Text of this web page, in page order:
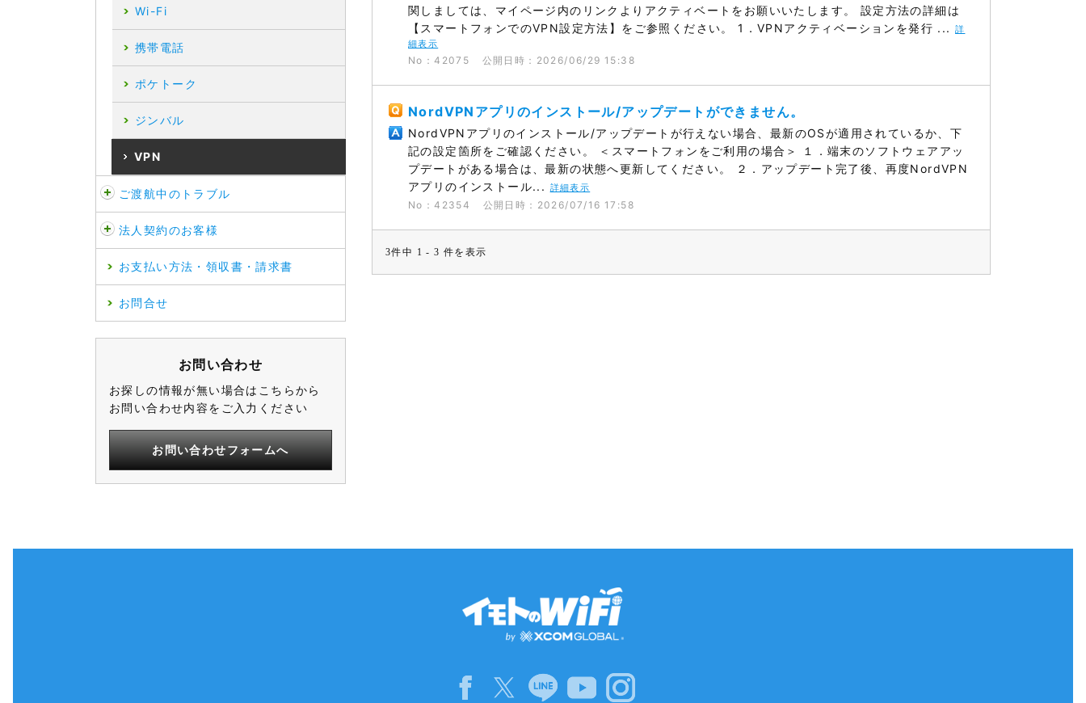
Wi-Fi
携帯電話
ポケトーク
ジンバル
VPN
ご渡航中のトラブル
法人契約のお客様
お支払い方法・領収書・請求書
お問合せ
お問い合わせ
お探しの情報が無い場合はこちらから
お問い合わせ内容をご入力ください
お問い合わせフォームへ
関しましては、マイページ内のリンクよりアクティベートをお願いいたします。 設定方法の詳細は
【スマートフォンでのVPN設定方法】をご参照ください。 1．VPNアクティベーションを発行 ... 詳
細表示
No：42075 公開日時：2026/06/29 15:38
NordVPNアプリのインストール/アップデートができません。
NordVPNアプリのインストール/アップデートが行えない場合、最新のOSが適用されているか、下
記の設定箇所をご確認ください。 ＜スマートフォンをご利用の場合＞ １．端末のソフトウェアアッ
プデートがある場合は、最新の状態へ更新してください。 ２．アップデート完了後、再度NordVPN
アプリのインストール... 詳細表示
No：42354 公開日時：2026/07/16 17:58
3件中 1 - 3 件を表示